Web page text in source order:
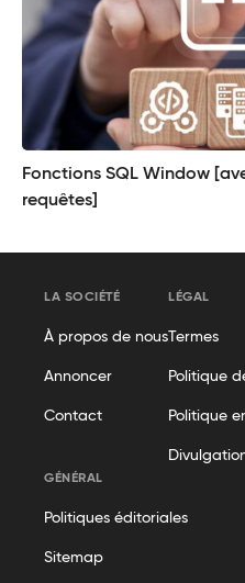
Fonctions SQL Window
requêtes]
LA SOCIÉTÉ
À propos de nous
Annoncer
Contact
LÉGAL
Termes
Politique
Politique
GÉNÉRAL
Politiques éditoriales
Sitemap